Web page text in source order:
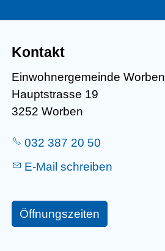
Kontakt
Einwohnergemeinde Worben
Hauptstrasse 19
3252 Worben
032 387 20 50
E-Mail schreiben
Öffnungszeiten